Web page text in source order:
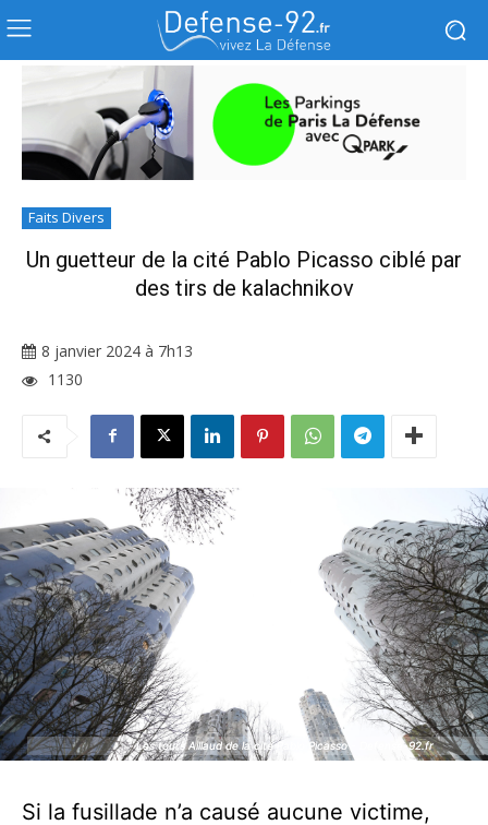
Faits Divers
Un guetteur de la cité Pablo Picasso ciblé par
des tirs de kalachnikov
8 janvier 2024 à 7h13
1130
Les tours Aillaud de la cité Pablo Picasso - Defense-92.fr
Les tours Aillaud de la cité Pablo Picasso - Defense-92.fr
Si la fusillade n’a causé aucune victime,